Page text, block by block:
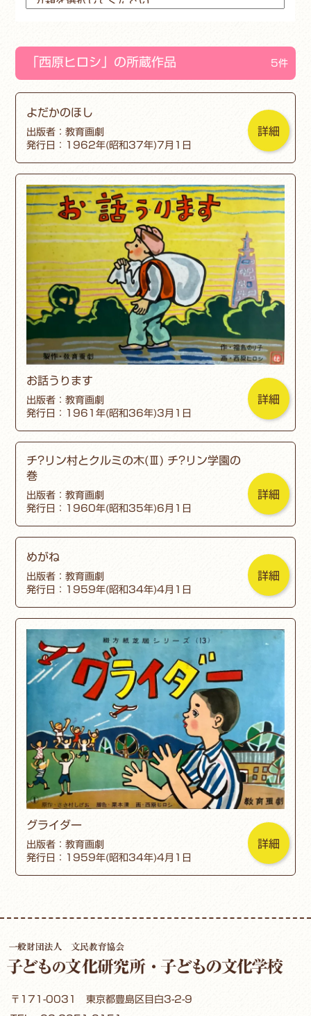
「西原ヒロシ」の所蔵作品 5件
よだかのほし
出版者：教育画劇
発行日：1962年(昭和37年)7月1日
詳細
お話うります
出版者：教育画劇
発行日：1961年(昭和36年)3月1日
詳細
チ?リン村とクルミの木(Ⅲ) チ?リン学園の
巻
出版者：教育画劇
発行日：1960年(昭和35年)6月1日
詳細
めがね
出版者：教育画劇
発行日：1959年(昭和34年)4月1日
詳細
グライダー
出版者：教育画劇
発行日：1959年(昭和34年)4月1日
詳細
〒171-0031 東京都豊島区目白3-2-9